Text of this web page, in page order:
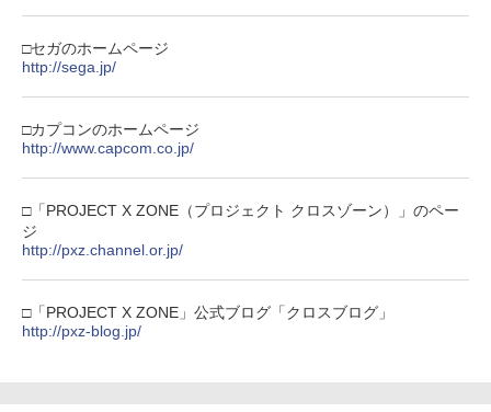
□セガのホームページ
http://sega.jp/
□カプコンのホームページ
http://www.capcom.co.jp/
□「PROJECT X ZONE（プロジェクト クロスゾーン）」のペー
ジ
http://pxz.channel.or.jp/
□「PROJECT X ZONE」公式ブログ「クロスブログ」
http://pxz-blog.jp/